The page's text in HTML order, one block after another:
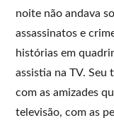
noite não andava
assassinatos e
histórias em
assistia na TV. Seu
com as amizades
televisão, com as